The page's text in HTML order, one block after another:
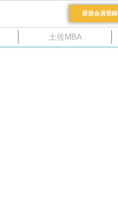
新規会員登録
土佐MBA